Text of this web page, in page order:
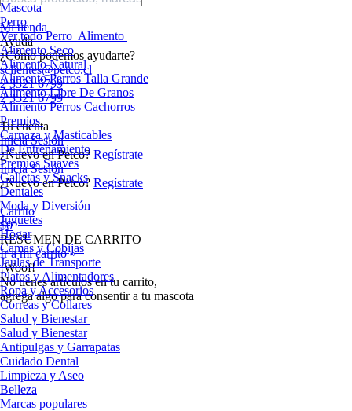
Mi tienda
Ayuda
¿Cómo podemos ayudarte?
sclientes@petco.cl
2 3321 6799
2 3321 6799
Tu cuenta
Inicia Sesión
¿Nuevo en Petco? Regístrate
Inicia Sesión
¿Nuevo en Petco? Regístrate
Carrito
$0
RESUMEN DE CARRITO
Ir a mi carrito »
¡Woof!
No tíenes artículos en tu carrito,
agrega algo para consentir a tu mascota
Mascota
Perro
Ver todo Perro Alimento
Alimento Seco
Alimento Natural
Alimento Perros Talla Grande
Alimento Libre De Granos
Alimento Perros Cachorros
Premios
Carnaza y Masticables
De Entrenamiento
Premios Suaves
Galletas y Snacks
Dentales
Moda y Diversión
Juguetes
Hogar
Camas y Cobijas
Jaulas de Transporte
Platos y Alimentadores
Ropa y Accesorios
Correas y Collares
Salud y Bienestar
Salud y Bienestar
Antipulgas y Garrapatas
Cuidado Dental
Limpieza y Aseo
Belleza
Marcas populares